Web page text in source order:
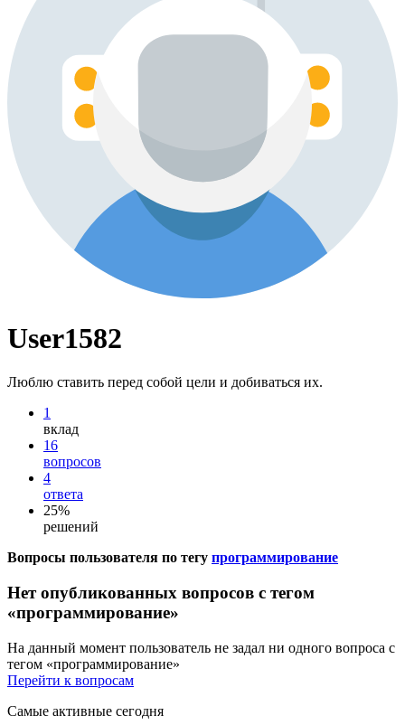
User1582
Люблю ставить перед собой цели и добиваться их.
1
вклад
16
вопросов
4
ответа
25%
решений
Вопросы пользователя по тегу программирование
Нет опубликованных вопросов с тегом
«программирование»
На данный момент пользователь не задал ни одного вопроса с
тегом «программирование»
Перейти к вопросам
Самые активные сегодня